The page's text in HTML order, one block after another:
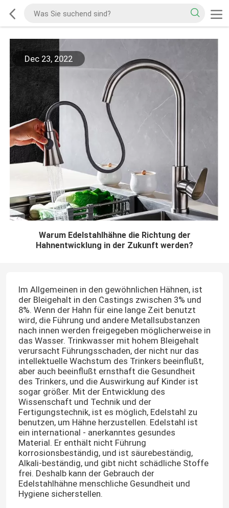
Dec 23, 2022
Warum Edelstahlhähne die Richtung der
Hahnentwicklung in der Zukunft werden?
Im Allgemeinen in den gewöhnlichen Hähnen, ist
der Bleigehalt in den Castings zwischen 3% und
8%. Wenn der Hahn für eine lange Zeit benutzt
wird, die Führung und andere Metallsubstanzen
nach innen werden freigegeben möglicherweise in
das Wasser. Trinkwasser mit hohem Bleigehalt
verursacht Führungsschaden, der nicht nur das
intellektuelle Wachstum des Trinkers beeinflußt,
aber auch beeinflußt ernsthaft die Gesundheit
des Trinkers, und die Auswirkung auf Kinder ist
sogar größer. Mit der Entwicklung des
Wissenschaft und Technik und der
Fertigungstechnik, ist es möglich, Edelstahl zu
benutzen, um Hähne herzustellen. Edelstahl ist
ein international - anerkanntes gesundes
Material. Er enthält nicht Führung
korrosionsbeständig, und ist säurebeständig,
Alkali-beständig, und gibt nicht schädliche Stoffe
frei. Deshalb kann der Gebrauch der
Edelstahlhähne menschliche Gesundheit und
Hygiene sicherstellen.